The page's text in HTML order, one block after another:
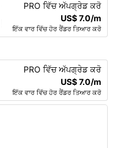
PRO ਵਿੱਚ ਅੱਪਗ੍ਰੇਡ ਕਰੋ
US$ 7.0/m
ਇੱਕ ਵਾਰ ਵਿੱਚ ਹੋਰ ਰੈਂਡਰ ਤਿਆਰ ਕਰੋ
PRO ਵਿੱਚ ਅੱਪਗ੍ਰੇਡ ਕਰੋ
US$ 7.0/m
ਇੱਕ ਵਾਰ ਵਿੱਚ ਹੋਰ ਰੈਂਡਰ ਤਿਆਰ ਕਰੋ